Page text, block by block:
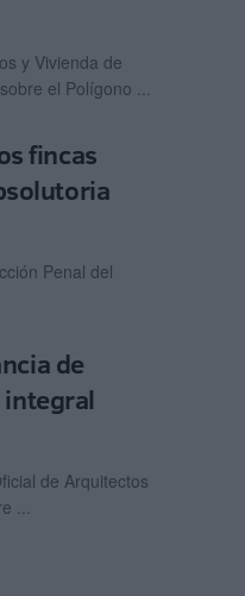
y Vivienda de
el Polígono ...
fincas
Penal del
de
de Arquitectos
...